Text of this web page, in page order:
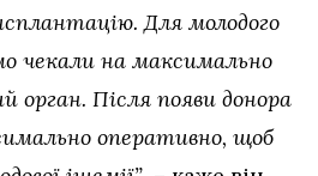
Для молодого
чекали на максимально
орган. Після появи донора
оперативно, щоб